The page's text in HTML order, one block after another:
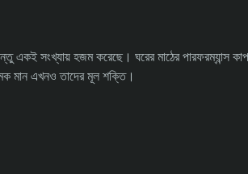
একই সংখ্যায় হজম করেছে। ঘরের মাঠের পারফরম্যান্স
মান এখনও তাদের মূল শক্তি।